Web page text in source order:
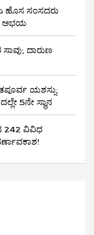
ಹೊಸ ಸಂಸದರು
ಅಭಯ
ದಾರುಣ
ಯಶಸ್ಸು:
5ನೇ ಸ್ಥಾನ
242 ವಿವಿಧ